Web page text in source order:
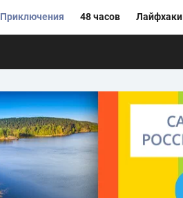
Приключения 48 часов Лайфхаки